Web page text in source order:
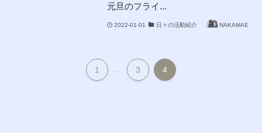
元旦のフライ...
2022-01-01 日々の活動紹介 NAKAMAE
1 ... 3 4